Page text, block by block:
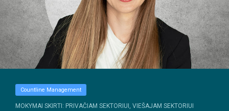
Countline Management
MOKYMAI SKIRTI: PRIVAČIAM SEKTORIUI, VIEŠAJAM SEKTORIUI